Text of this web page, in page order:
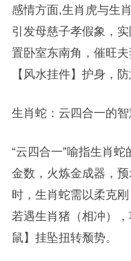
感情方面,生肖虎与生
引发母慈子孝假象，
置卧室东南角，催旺
【风水挂件】护身，防
生肖蛇：云四合一的
“云四合一”喻指生肖蛇
金数，火炼金成器，
时，生肖蛇需以柔克
若遇生肖猪（相冲）
鼠】挂坠扭转颓势。